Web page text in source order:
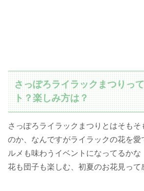
さっぽろライラックまつりっ
ト？楽しみ方は？
さっぽろライラックまつりとはそも
のか、なんですがライラックの花を愛
ルメも味わうイベントになってるかな
花も団子も楽しむ、初夏のお花見って